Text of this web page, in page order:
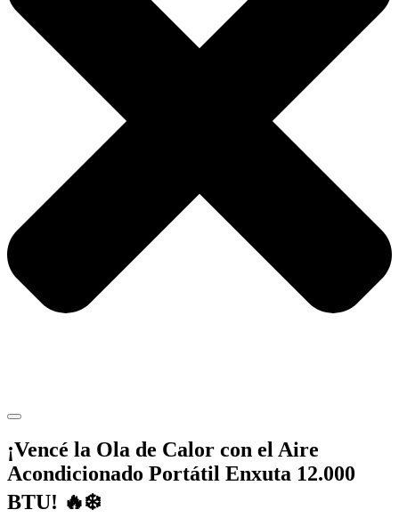
¡Vencé la Ola de Calor con el Aire
Acondicionado Portátil Enxuta 12.000
BTU! 🔥❄️